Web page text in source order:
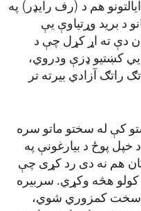
هم د (رف رایډر) په
د برید وړتیاوې یې
دې ته اړ کړل چې د
کښتیو ډزې ودروي،
راتګ آزادي بیرته تر
کې له سختو ماتو سره
پوځ د بیارغونې په
هم نه دی رد کړی چې
کولو هڅه وکړي. سربیره
سخت کمزوري شوي،